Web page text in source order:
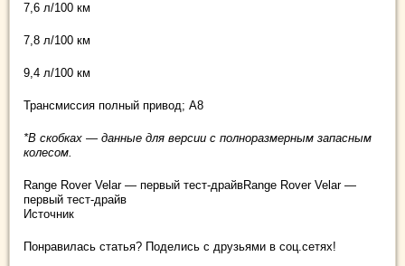
7,6 л/100 км
7,8 л/100 км
9,4 л/100 км
Трансмиссия полный привод; А8
*В скобках — данные для версии с полноразмерным запасным
колесом.
Range Rover Velar — первый тест-драйвRange Rover Velar —
первый тест-драйв
Источник
Понравилась статья? Поделись с друзьями в соц.сетях!